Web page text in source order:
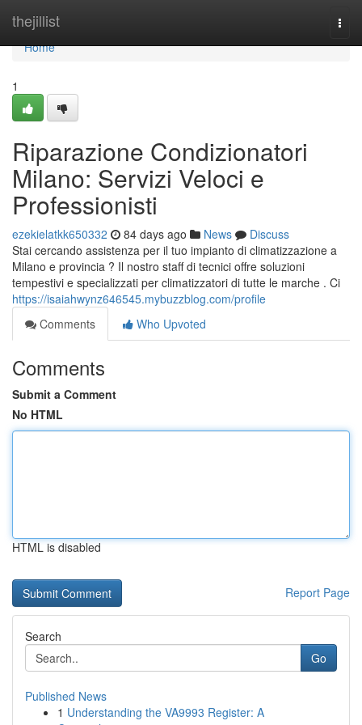
thejillist
Home
Home
1
Riparazione Condizionatori
Milano: Servizi Veloci e
Professionisti
ezekielatkk650332 84 days ago News
Discuss
Stai cercando assistenza per il tuo impianto di climatizzazione a
Milano e provincia ? Il nostro staff di tecnici offre soluzioni
tempestivi e specializzati per climatizzatori di tutte le marche . Ci
https://isaiahwynz646545.mybuzzblog.com/profile
Comments
Who Upvoted
Comments
Submit a Comment
No HTML
HTML is disabled
Report Page
Search
Go
Published News
1 Understanding the VA9993 Register: A